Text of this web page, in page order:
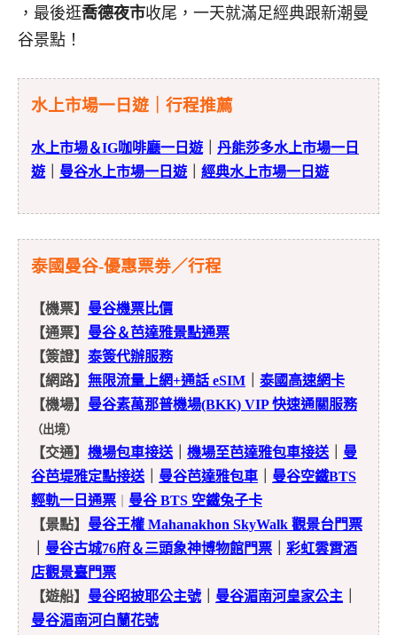
，最後逛喬德夜市收尾，一天就滿足經典跟新潮曼
谷景點！
水上市場一日遊｜行程推薦
水上市場＆IG咖啡廳一日遊
丹能莎多水上市場一日
遊
曼谷水上市場一日遊 經典水上市場一日遊
泰國曼谷-優惠票劵／行程
【機票】 曼谷機票比價
【通票】 曼谷＆芭達雅景點通票
【簽證】 泰簽代辦服務
【網路】 無限流量上網+通話 eSIM
泰國高速網卡
【機場】 曼谷素萬那普機場(BKK) VIP 快速通關服務
（出境）
【交通】 機場包車接送 機場至芭達雅包車接送
曼
谷芭堤雅定點接送
曼谷芭達雅包車
曼谷空鐵BTS
輕軌一日通票
曼谷 BTS 空鐵兔子卡
【景點】 曼谷王權 Mahanakhon SkyWalk 觀景台門票
曼谷古城76府＆三頭象神博物館門票
彩虹雲霄酒
店觀景臺門票
【遊船】 曼谷昭披耶公主號｜ 曼谷湄南河皇家公主
曼谷湄南河白蘭花號